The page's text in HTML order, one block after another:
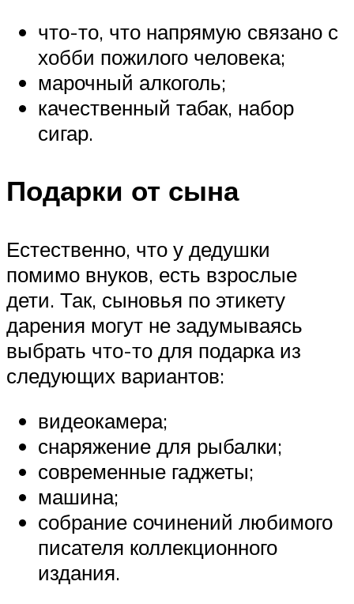
что-то, что напрямую связано с
хобби пожилого человека;
марочный алкоголь;
качественный табак, набор
сигар.
Подарки от сына
Естественно, что у дедушки
помимо внуков, есть взрослые
дети. Так, сыновья по этикету
дарения могут не задумываясь
выбрать что-то для подарка из
следующих вариантов:
видеокамера;
снаряжение для рыбалки;
современные гаджеты;
машина;
собрание сочинений любимого
писателя коллекционного
издания.